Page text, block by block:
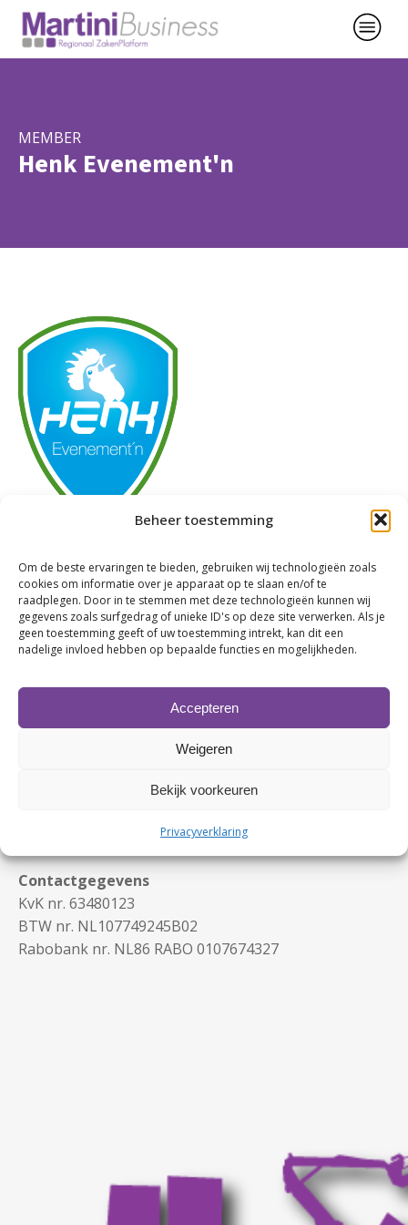
Beheer toestemming
Om de beste ervaringen te bieden, gebruiken wij technologieën zoals
cookies om informatie over je apparaat op te slaan en/of te
raadplegen. Door in te stemmen met deze technologieën kunnen wij
gegevens zoals surfgedrag of unieke ID's op deze site verwerken. Als je
geen toestemming geeft of uw toestemming intrekt, kan dit een
nadelige invloed hebben op bepaalde functies en mogelijkheden.
Accepteren
Weigeren
Bekijk voorkeuren
Privacyverklaring
MEMBER
Henk Evenement'n
Branche: Zakelijke dienstverlening
Adres:
Website:Bekijk onze website
Telefoonnummer: 06-18176600
Contactgegevens
KvK nr. 63480123
BTW nr. NL107749245B02
Rabobank nr. NL86 RABO 0107674327